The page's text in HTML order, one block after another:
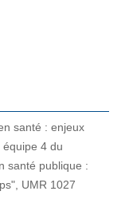
santé : enjeux
équipe 4 du
santé publique :
UMR 1027